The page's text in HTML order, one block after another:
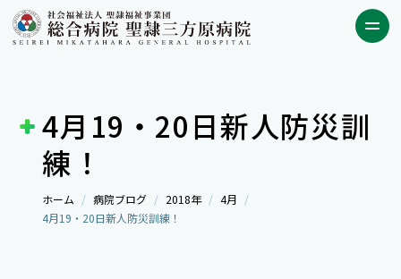
4月19・20日新人防災訓
練！
ホーム 病院ブログ 2018年
4月
4月19・20日新人防災訓練！